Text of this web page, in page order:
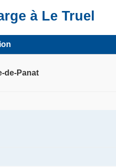
à Le Truel
de-Panat